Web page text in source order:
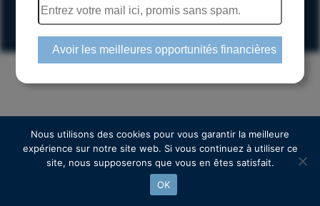
Espace actionnaire
Copyright © 2024 Euroland Corporate
Nous utilisons des cookies pour vous garantir la meilleure
expérience sur notre site web. Si vous continuez à utiliser ce
site, nous supposerons que vous en êtes satisfait.
OK